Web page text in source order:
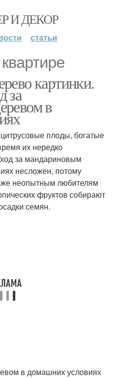
И ДЕКОР
статьи
картинки.
за
в
плоды, богатые
их нередко
за мандариновым
несложен, потому
неопытным любителям
фруктов собирают
семян.
в домашних условиях